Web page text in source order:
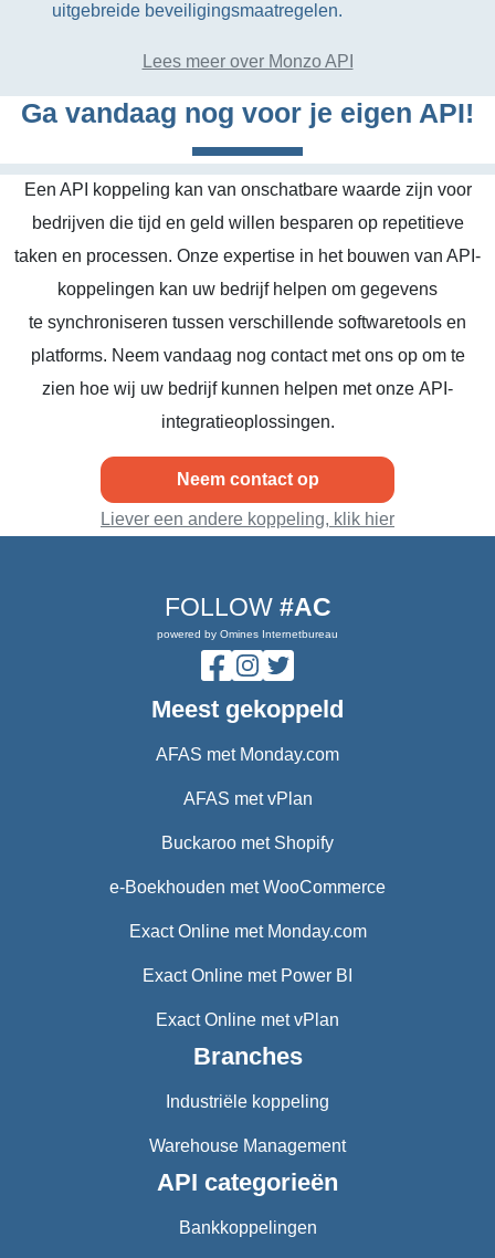
uitgebreide beveiligingsmaatregelen.
Lees meer over Monzo API
Ga vandaag nog voor je eigen API!
Een API koppeling kan van onschatbare waarde zijn voor
bedrijven die tijd en geld willen besparen op repetitieve
taken en processen. Onze expertise in het bouwen van API-
koppelingen kan uw bedrijf helpen om gegevens
te synchroniseren tussen verschillende softwaretools en
platforms. Neem vandaag nog contact met ons op om te
zien hoe wij uw bedrijf kunnen helpen met onze API-
integratieoplossingen.
Neem contact op
Liever een andere koppeling, klik hier
FOLLOW #AC
powered by Omines Internetbureau
Meest gekoppeld
AFAS met Monday.com
AFAS met vPlan
Buckaroo met Shopify
e-Boekhouden met WooCommerce
Exact Online met Monday.com
Exact Online met Power BI
Exact Online met vPlan
Branches
Industriële koppeling
Warehouse Management
API categorieën
Bankkoppelingen